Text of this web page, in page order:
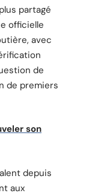
partagé
officielle
avec
de
de premiers
son
depuis
aux